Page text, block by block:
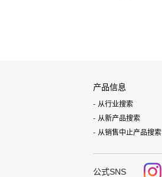
产品信息
从行业搜索
从新产品搜索
从销售中止产品搜索
公式SNS